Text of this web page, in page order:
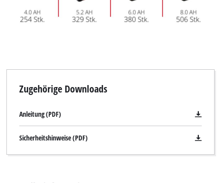
Zugehörige Downloads
Anleitung (PDF)
Sicherheitshinweise (PDF)